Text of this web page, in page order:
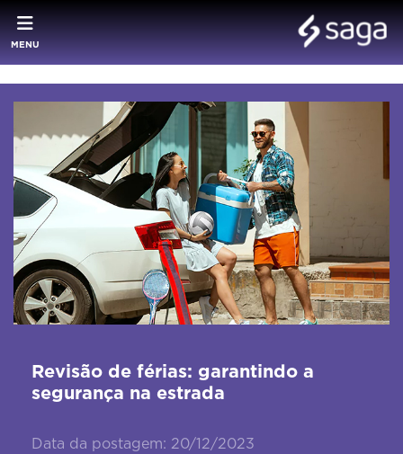
MENU
Revisão de férias: garantindo a
segurança na estrada
Data da postagem: 20/12/2023